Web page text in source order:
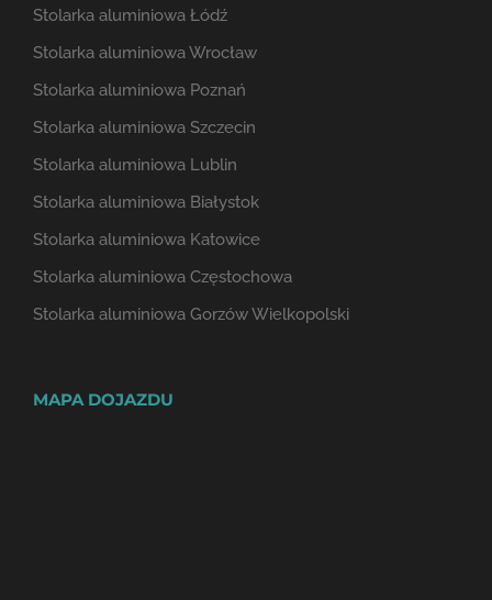
Stolarka aluminiowa Łódź
Stolarka aluminiowa Wrocław
Stolarka aluminiowa Poznań
Stolarka aluminiowa Szczecin
Stolarka aluminiowa Lublin
Stolarka aluminiowa Białystok
Stolarka aluminiowa Katowice
Stolarka aluminiowa Częstochowa
Stolarka aluminiowa Gorzów Wielkopolski
MAPA DOJAZDU